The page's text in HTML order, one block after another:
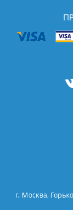
г. Москва,